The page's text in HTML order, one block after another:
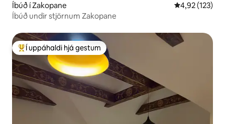
Íbúð í Zakopane 4,92 af 5 í
4,92 (123)
Íbúð undir stjörnum Zakopane
Í mestu uppáhaldi hjá gestum
Í uppáhaldi hjá gestum